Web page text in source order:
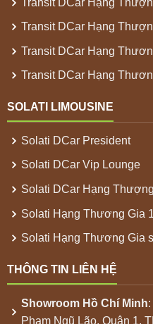
Transit DCar Hạng
Transit DCar Hạng
Transit DCar Hạng
SOLATI LIMOUSINE
Solati DCar President
Solati DCar Vip Lounge
Solati DCar Hạng
Solati Hạng Thương Gia
Solati Hạng Thương Gia
THÔNG TIN LIÊN HỆ
Showroom Hồ Chí Minh
Phạm Ngũ Lão, Quận 1,